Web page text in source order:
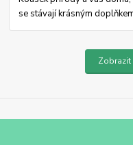
se stávají krásným
Zobrazit